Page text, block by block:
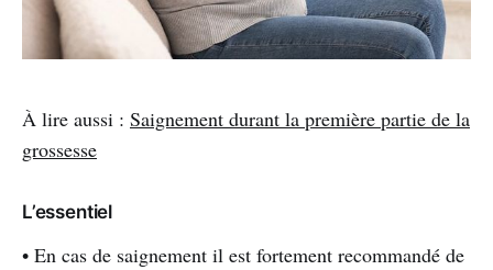
À lire aussi : Saignement durant la première partie de la
grossesse
L’essentiel
• En cas de saignement il est fortement recommandé de